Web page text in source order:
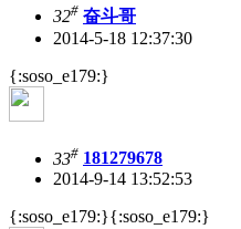
32# 奋斗哥
2014-5-18 12:37:30
{:soso_e179:}
33# 181279678
2014-9-14 13:52:53
{:soso_e179:}{:soso_e179:}